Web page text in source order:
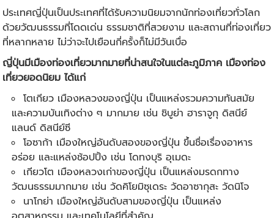
ประเทศญี่ปุ่นเป็นประเทศที่ได้รับความนิยมจากนักท่องเที่ยวทั่วโลก
ด้วยวัฒนธรรมที่โดดเด่น ธรรมชาติที่สวยงาม และสถานที่ท่องเที่ยว
ที่หลากหลาย ไม่ว่าจะไปเยือนกี่ครั้งก็ไม่มีวันเบื่อ
ญี่ปุ่นมีเมืองท่องเที่ยวมากมายที่น่าสนใจในแต่ละภูมิภาค เมืองท่อง
เที่ยวยอดนิยม ได้แก่
โตเกียว เมืองหลวงของญี่ปุ่น เป็นแหล่งรวมความทันสมัย
และความบันเทิงต่าง ๆ มากมาย เช่น ชิบูย่า ฮาราจูกุ ดิสนีย์
แลนด์ ดิสนีย์ซี
โอซาก้า เมืองใหญ่อันดับสองของญี่ปุ่น ขึ้นชื่อเรื่องอาหาร
อร่อย และแหล่งช้อปปิ้ง เช่น โดทงบุริ อุเมดะ
เกียวโต เมืองหลวงเก่าของญี่ปุ่น เป็นแหล่งมรดกทาง
วัฒนธรรมมากมาย เช่น วัดคิโยมิซุเดระ วัดอาซากุสะ วัดนิโจ
นาโกย่า เมืองใหญ่อันดับสามของญี่ปุ่น เป็นแหล่ง